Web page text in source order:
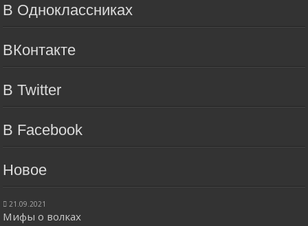
В Одноклассниках
ВКонтакте
В Twitter
В Facebook
Новое
21.09.2021
Мифы о волках